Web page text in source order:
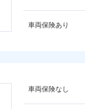
車両保険あり
車両保険なし